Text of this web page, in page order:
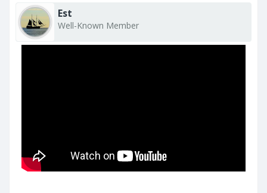
Est
Well-Known Member